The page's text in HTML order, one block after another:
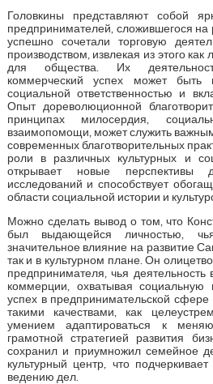
Головкины представляют собой
предпринимателей, сложившегося на
успешно сочетали торговую
производством, извлекая из этого как
для общества. Их
коммерческий успех может быть
социальной ответственностью и
Опыт дореволюционной
принципах милосердия,
взаимопомощи, может служить
современных благотворительных
роли в различных культурных и
открывает новые перспективы
исследований и способствует
области социальной истории и
Можно сделать вывод о том, что
был выдающейся личностью, чья
значительное влияние на развитие
так и в культурном плане. Он
предпринимателя, чья
коммерции, охватывая
успех в предпринимательской
такими качествами, как
умением адаптироваться к
грамотной стратегией развития
сохранил и приумножил семейное
культурный центр, что
ведению дел.